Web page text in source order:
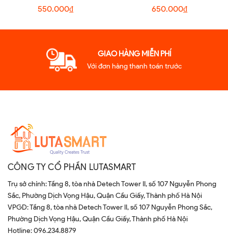
550.000₫ 650.000₫
GIAO HÀNG MIỄN PHÍ
Với đơn hàng thanh toán trước
CÔNG TY CỔ PHẦN LUTASMART
Trụ sở chính: Tầng 8, tòa nhà Detech Tower II, số 107 Nguyễn Phong
Sắc, Phường Dịch Vọng Hậu, Quận Cầu Giấy, Thành phố Hà Nội
VPGD: Tầng 8, tòa nhà Detech Tower II, số 107 Nguyễn Phong Sắc,
Phường Dịch Vọng Hậu, Quận Cầu Giấy, Thành phố Hà Nội
Hotline:096.234.8879